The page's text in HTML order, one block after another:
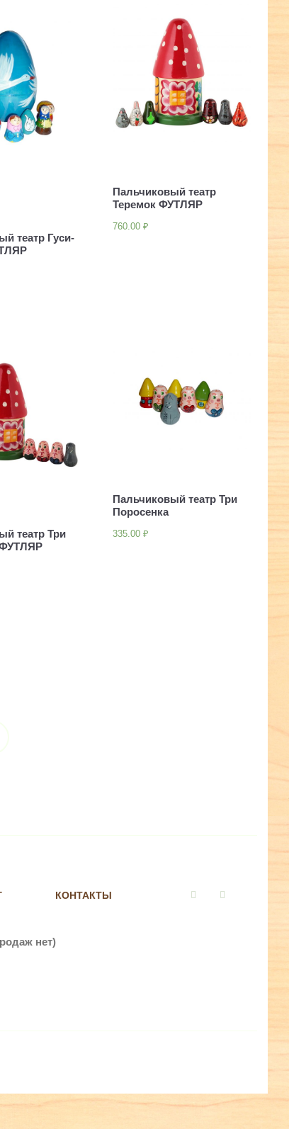
театр Гуси-
Пальчиковый театр
Теремок ФУТЛЯР
760.00 ₽
театр Три
ФУТЛЯР
Пальчиковый театр Три
Поросенка
335.00 ₽
КОНТАКТЫ
нет)